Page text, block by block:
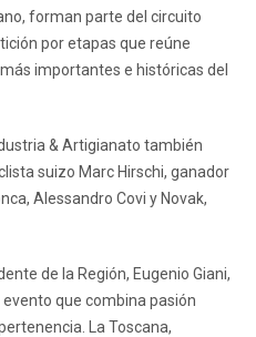
forman parte del circuito
por etapas que reúne
importantes e históricas del
& Artigianato también
suizo Marc Hirschi, ganador
Alessandro Covi y Novak,
de la Región, Eugenio Giani,
que combina pasión
La Toscana,